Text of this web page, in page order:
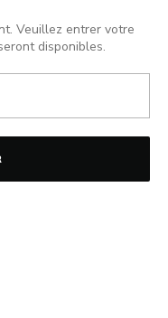
Veuillez entrer votre
disponibles.